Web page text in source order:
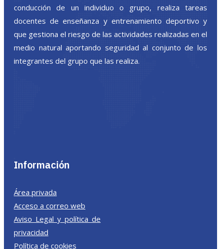
conducción de un individuo o grupo, realiza tareas
docentes de enseñanza y entrenamiento deportivo y
que gestiona el riesgo de las actividades realizadas en el
medio natural aportando seguridad al conjunto de los
integrantes del grupo que las realiza.
Información
Área privada
Acceso a correo web
Aviso Legal y política de
privacidad
Política de cookies